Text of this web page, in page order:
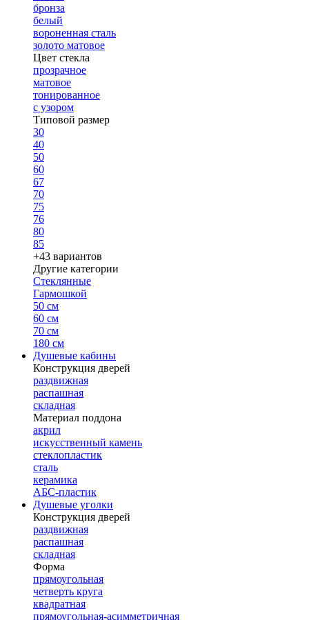
бронза
белый
вороненная сталь
золото матовое
Цвет стекла
прозрачное
матовое
тонированное
с узором
Типовой размер
30
40
50
60
67
70
75
76
80
85
+43 вариантов
Другие категории
Стеклянные
Гармошкой
50 см
60 см
70 см
180 см
Душевые кабины
Конструкция дверей
раздвижная
распашная
складная
Материал поддона
акрил
искусственный камень
стеклопластик
сталь
керамика
АБС-пластик
Душевые уголки
Конструкция дверей
раздвижная
распашная
складная
Форма
прямоугольная
четверть круга
квадратная
прямоугольная-асимметричная